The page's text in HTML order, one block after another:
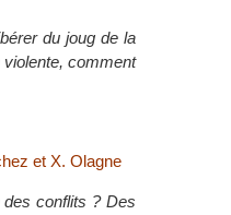
du joug de la
violente, comment
et X. Olagne
conflits ? Des